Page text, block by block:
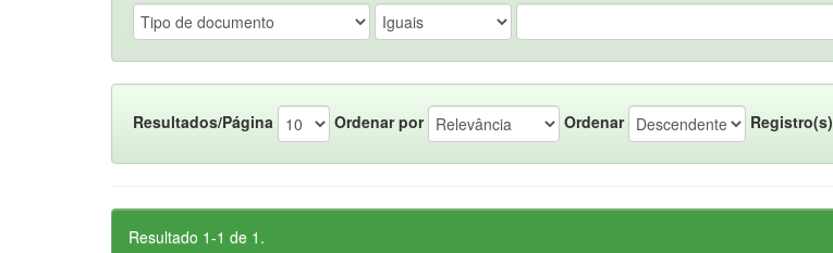
Resultados/Página Ordenar por Ordenar Registro(s)
Resultado 1-1 de 1.